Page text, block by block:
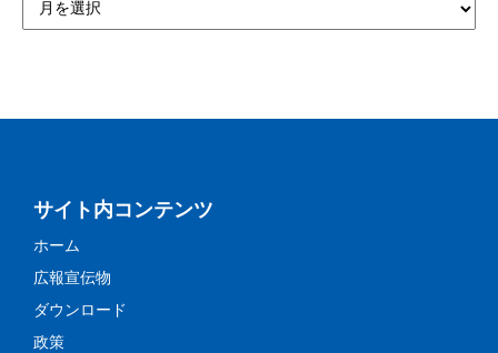
サイト内コンテンツ
ホーム
広報宣伝物
ダウンロード
政策